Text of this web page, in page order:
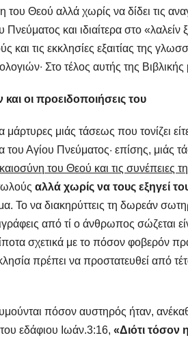
του Θεού αλλά χωρίς να δίδει τις
και ιδιαίτερα στο
και τις εκκλησίες εξαιτίας της
Στο τέλος αυτής της
οι προειδοποιήσεις του
μάρτυρες μιάς τάσεως που τονίζει
του Αγίου Πνεύματος· επίσης, μιάς
του Θεού και τις συνέπειες
αλλά χωρίς να τους εξηγεί
Το να διακηρύττεις τη δωρεάν
από τί ο άνθρωπος σώζεται
σχετικά με το πόσον φοβερόν
πρέπει να προστατευθεί από
πόσον αυστηρός ήταν,
εδάφιου Ιωάν.3:16, «Διότι